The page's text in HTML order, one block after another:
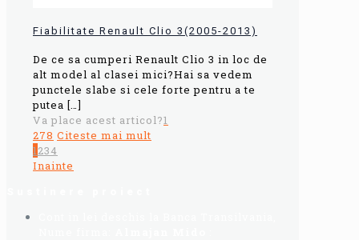
Fiabilitate Renault Clio 3(2005-2013)
De ce sa cumperi Renault Clio 3 in loc de
alt model al clasei mici?Hai sa vedem
punctele slabe si cele forte pentru a te
putea […]
Va place acest articol?1
278 Citeste mai mult
1234
Inainte